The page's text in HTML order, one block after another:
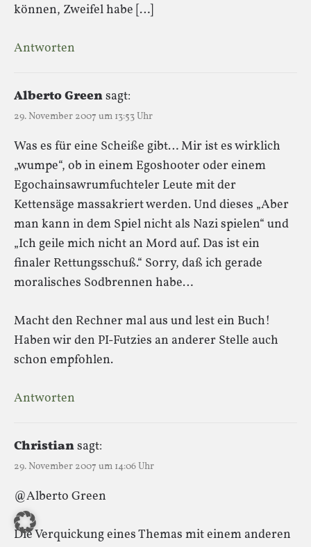
können, Zweifel habe […]
Antworten
Alberto Greensagt:
29. November 2007 um 13:53 Uhr
Was es für eine Scheiße gibt… Mir ist es wirklich
„wumpe“, ob in einem Egoshooter oder einem
Egochainsawrumfuchteler Leute mit der
Kettensäge massakriert werden. Und dieses „Aber
man kann in dem Spiel nicht als Nazi spielen“ und
„Ich geile mich nicht an Mord auf. Das ist ein
finaler Rettungsschuß.“ Sorry, daß ich gerade
moralisches Sodbrennen habe…
Macht den Rechner mal aus und lest ein Buch!
Haben wir den PI-Futzies an anderer Stelle auch
schon empfohlen.
Antworten
Christiansagt:
29. November 2007 um 14:06 Uhr
@Alberto Green
Die Verquickung eines Themas mit einem anderen